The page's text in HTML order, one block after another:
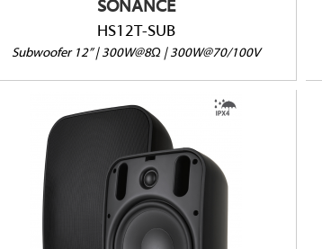
SONANCE
HS12T-SUB
Subwoofer 12” | 300W@8Ω | 300W@70/100V
PS-S83T-B